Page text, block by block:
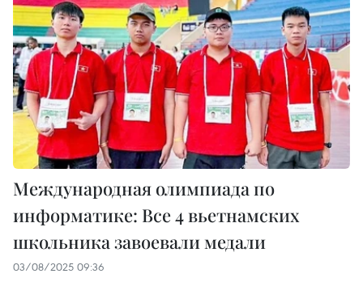
Международная олимпиада по
информатике: Все 4 вьетнамских
школьника завоевали медали
03/08/2025 09:36